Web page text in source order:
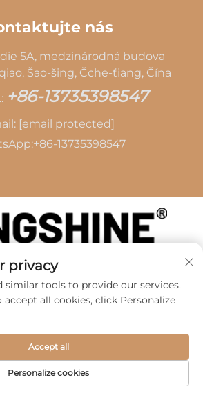
nás
5A, medzinárodná budova
Šao-šing, Čche-ťiang, Čína
+86-13735398547
[email protected]
+86-13735398547
© 2026 spoločnosti SHAOXING
CO., LTD -
Zásady ochrany
súkromia
privacy
similar tools to provide our services.
all cookies, click Personalize
Personalize cookies
Accept all